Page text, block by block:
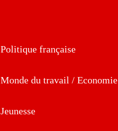
Politique française
Monde du travail / Economie
Jeunesse